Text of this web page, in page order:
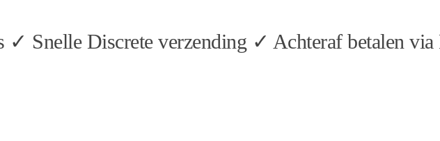
✓ Snelle Discrete verzending ✓ Achteraf betalen via